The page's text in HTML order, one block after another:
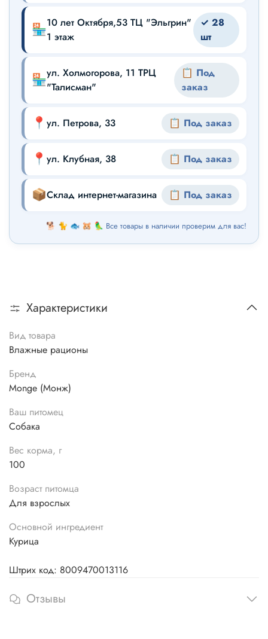
🏪10 лет Октября,53 ТЦ "Эльгрин"
1 этаж
✓ 28
шт
🏪ул. Холмогорова, 11 ТРЦ
"Талисман"
📋 Под
заказ
📍 ул. Петрова, 33 📋 Под заказ
📍 ул. Клубная, 38 📋 Под заказ
📦Склад интернет-магазина 📋 Под заказ
🐕 🐈 🐟 🐹 🦜 Все товары в наличии проверим для вас!
Характеристики
Вид товара
Влажные рационы
Бренд
Monge (Монж)
Ваш питомец
Собака
Вес корма, г
100
Возраст питомца
Для взрослых
Основной ингредиент
Курица
Штрих код: 8009470013116
Отзывы